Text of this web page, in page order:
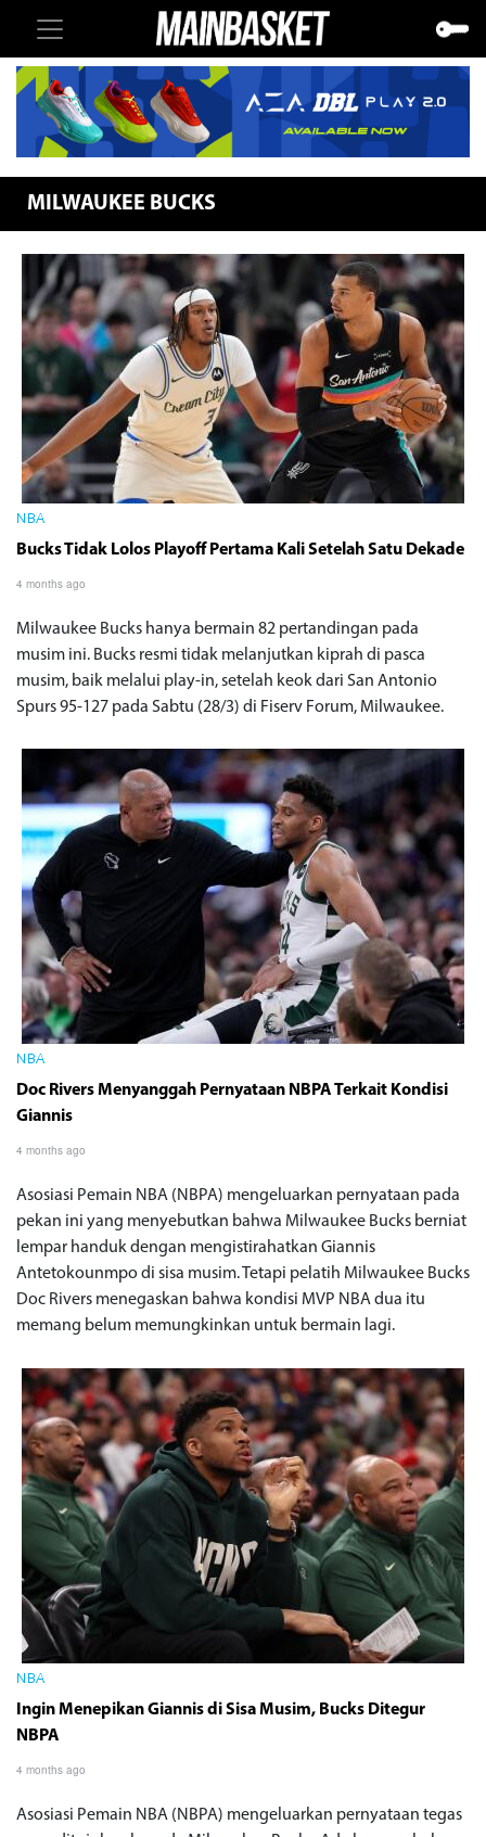
MILWAUKEE BUCKS
NBA
Bucks Tidak Lolos Playoff Pertama Kali Setelah Satu Dekade
4 months ago
Milwaukee Bucks hanya bermain 82 pertandingan pada
musim ini. Bucks resmi tidak melanjutkan kiprah di pasca
musim, baik melalui play-in, setelah keok dari San Antonio
Spurs 95-127 pada Sabtu (28/3) di Fiserv Forum, Milwaukee.
NBA
Doc Rivers Menyanggah Pernyataan NBPA Terkait Kondisi
Giannis
4 months ago
Asosiasi Pemain NBA (NBPA) mengeluarkan pernyataan pada
pekan ini yang menyebutkan bahwa Milwaukee Bucks berniat
lempar handuk dengan mengistirahatkan Giannis
Antetokounmpo di sisa musim. Tetapi pelatih Milwaukee Bucks
Doc Rivers menegaskan bahwa kondisi MVP NBA dua itu
memang belum memungkinkan untuk bermain lagi.
NBA
Ingin Menepikan Giannis di Sisa Musim, Bucks Ditegur
NBPA
4 months ago
Asosiasi Pemain NBA (NBPA) mengeluarkan pernyataan tegas